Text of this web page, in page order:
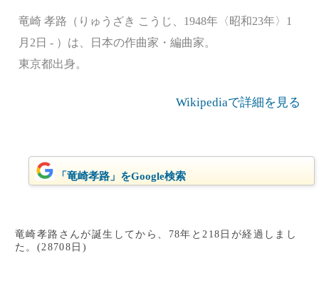
竜崎 孝路（りゅうざき こうじ、1948年〈昭和23年〉1
月2日 - ）は、日本の作曲家・編曲家。
東京都出身。
Wikipediaで詳細を見る
「竜崎孝路」をGoogle検索
竜崎孝路さんが誕生してから、78年と218日が経過しまし
た。(28708日)